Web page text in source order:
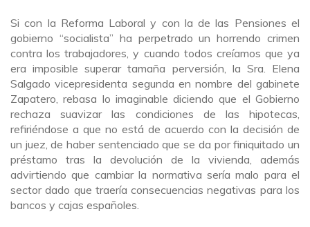
Si con la Reforma Laboral y con la de las Pensiones el
gobierno “socialista” ha perpetrado un horrendo crimen
contra los trabajadores, y cuando todos creíamos que ya
era imposible superar tamaña perversión, la Sra. Elena
Salgado vicepresidenta segunda en nombre del gabinete
Zapatero, rebasa lo imaginable diciendo que el Gobierno
rechaza suavizar las condiciones de las hipotecas,
refiriéndose a que no está de acuerdo con la decisión de
un juez, de haber sentenciado que se da por finiquitado un
préstamo tras la devolución de la vivienda, además
advirtiendo que cambiar la normativa sería malo para el
sector dado que traería consecuencias negativas para los
bancos y cajas españoles.